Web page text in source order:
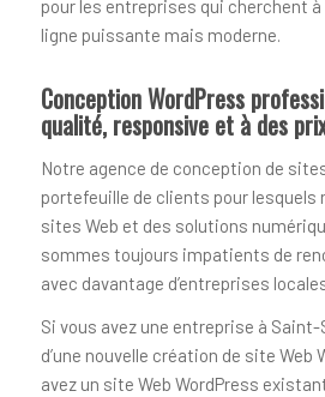
pour les entreprises qui cherchent
ligne puissante mais moderne.
Conception WordPress
qualité, responsive et à des
Notre agence de conception de
portefeuille de clients pour lesquels
sites Web et des solutions
sommes toujours impatients de
avec davantage d’entreprises
Si vous avez une entreprise à
d’une nouvelle création de site Web
avez un site Web WordPress